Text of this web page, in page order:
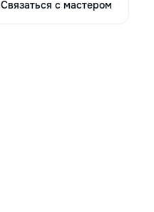
Связаться с мастером